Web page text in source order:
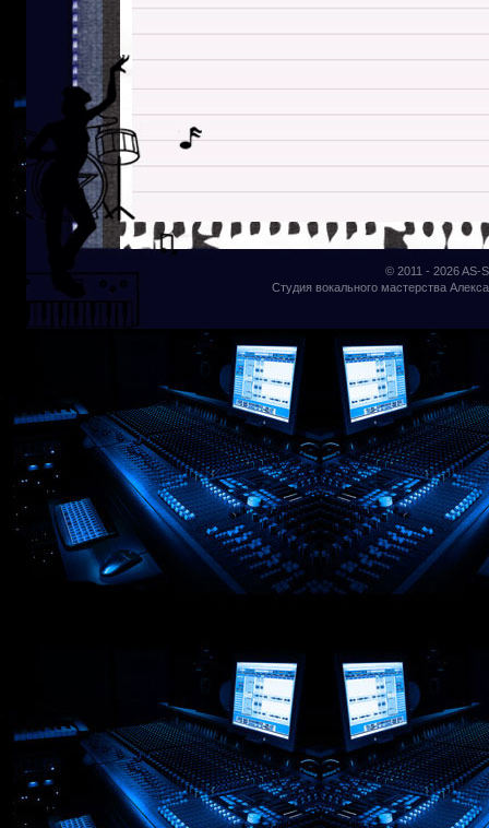
© 2011 - 2026AS-
Студия вокального мастерства